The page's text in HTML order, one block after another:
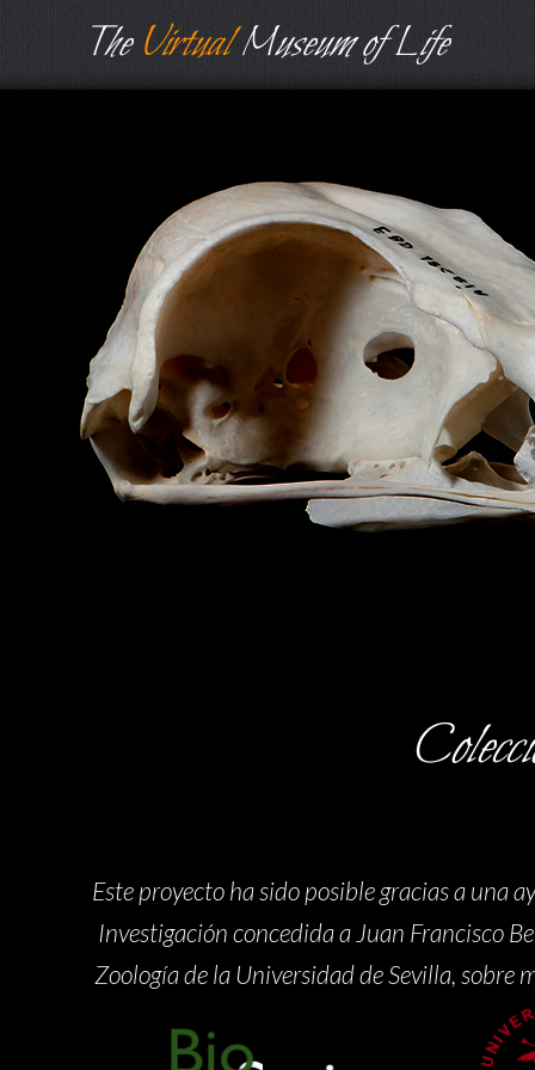
TheVirtualMuseum of Life
Este proyecto ha sido posible gracias a una
Investigación concedida a Juan Francisco
Zoología de la Universidad de Sevilla, sobre